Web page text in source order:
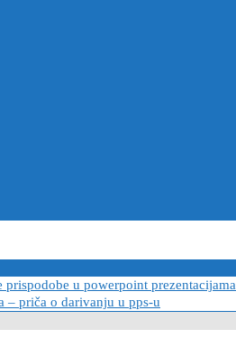
prispodobe u powerpoint prezentacijama
– priča o darivanju u pps-u